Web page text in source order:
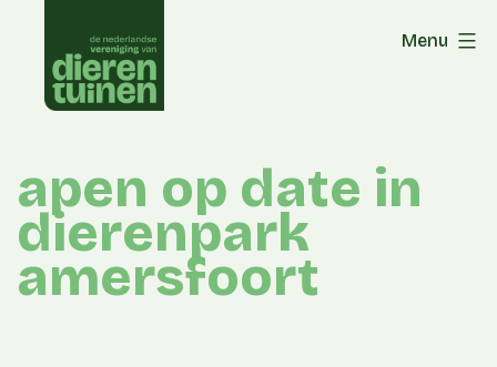
content
Menu
apen op date in
dierenpark
amersfoort